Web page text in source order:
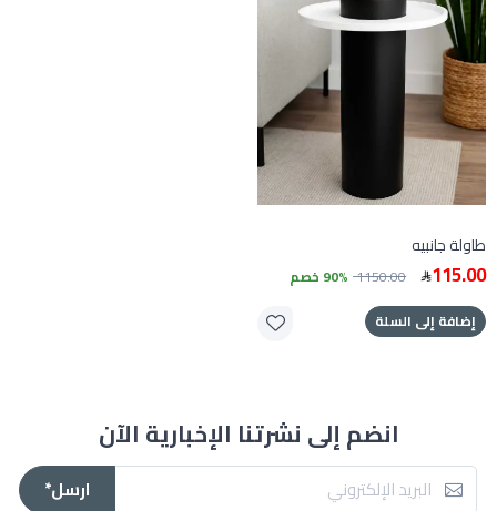
طاولة جانبيه
115.00
1150.00 90% خصم
إضافة إلى السلة
انضم إلى نشرتنا الإخبارية الآن
ارسل*